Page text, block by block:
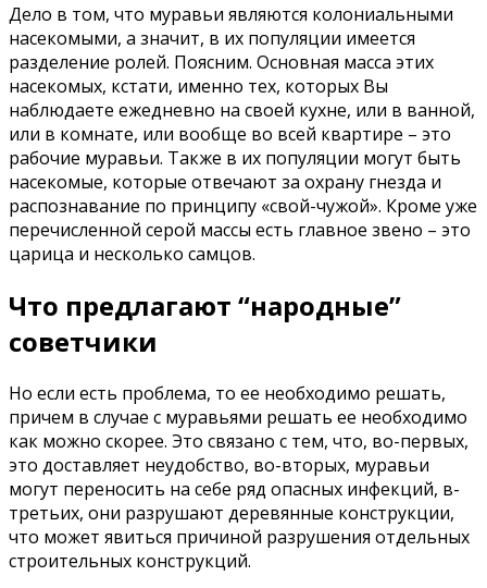
Дело в том, что муравьи являются колониальными
насекомыми, а значит, в их популяции имеется
разделение ролей. Поясним. Основная масса этих
насекомых, кстати, именно тех, которых Вы
наблюдаете ежедневно на своей кухне, или в ванной,
или в комнате, или вообще во всей квартире – это
рабочие муравьи. Также в их популяции могут быть
насекомые, которые отвечают за охрану гнезда и
распознавание по принципу «свой-чужой». Кроме уже
перечисленной серой массы есть главное звено – это
царица и несколько самцов.
Что предлагают “народные”
советчики
Но если есть проблема, то ее необходимо решать,
причем в случае с муравьями решать ее необходимо
как можно скорее. Это связано с тем, что, во-первых,
это доставляет неудобство, во-вторых, муравьи
могут переносить на себе ряд опасных инфекций, в-
третьих, они разрушают деревянные конструкции,
что может явиться причиной разрушения отдельных
строительных конструкций.